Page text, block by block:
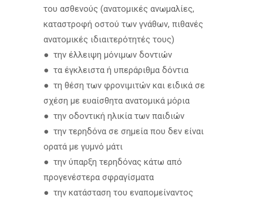
του ασθενούς (ανατομικές ανωμαλίες,
καταστροφή οστού των γνάθων, πιθανές
ανατομικές ιδιαιτερότητές τους)
● την έλλειψη μόνιμων δοντιών
● τα έγκλειστα ή υπεράριθμα δόντια
● τη θέση των φρονιμιτών και ειδικά σε
σχέση με ευαίσθητα ανατομικά μόρια
● την οδοντική ηλικία των παιδιών
● την τερηδόνα σε σημεία που δεν είναι
ορατά με γυμνό μάτι
● την ύπαρξη τερηδόνας κάτω από
προγενέστερα σφραγίσματα
● την κατάσταση του εναπομείναντος